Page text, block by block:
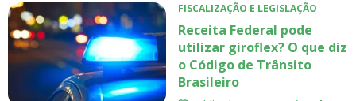
FISCALIZAÇÃO E LEGISLAÇÃO
Receita Federal pode
utilizar giroflex? O que diz
o Código de Trânsito
Brasileiro